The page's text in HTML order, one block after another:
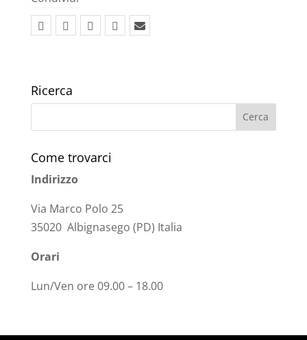
Ricerca
Come trovarci
Indirizzo
Via Marco Polo 25
35020 Albignasego (PD) Italia
Orari
Lun/Ven ore 09.00 – 18.00